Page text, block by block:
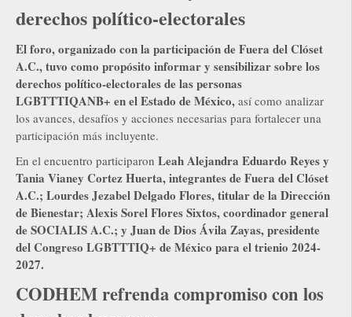
derechos político-electorales
El foro, organizado con la participación de Fuera del Clóset
A.C., tuvo como propósito informar y sensibilizar sobre los
derechos político-electorales de las personas
LGBTTTIQANB+ en el Estado de México, así como analizar
los avances, desafíos y acciones necesarias para fortalecer una
participación más incluyente.
En el encuentro participaron Leah Alejandra Eduardo Reyes y
Tania Vianey Cortez Huerta, integrantes de Fuera del Clóset
A.C.; Lourdes Jezabel Delgado Flores, titular de la Dirección
de Bienestar; Alexis Sorel Flores Sixtos, coordinador general
de SOCIALIS A.C.; y Juan de Dios Ávila Zayas, presidente
del Congreso LGBTTTIQ+ de México para el trienio 2024-
2027.
CODHEM refrenda compromiso con los